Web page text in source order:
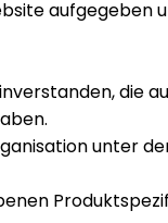
aufgegeben
die
unter